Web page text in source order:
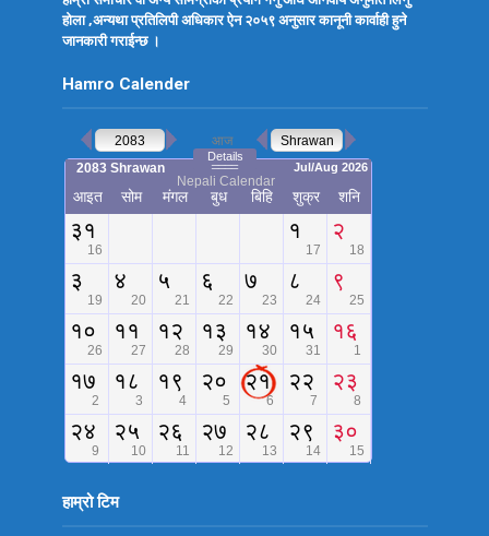
होला ,अन्यथा प्रतिलिपी अधिकार ऐन २०५९ अनुसार कानूनी कार्वाही हुने
जानकारी गराईन्छ ।
Hamro Calender
हाम्रो टिम